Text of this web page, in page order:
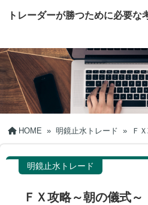
トレーダーが勝つために必要な
HOME » 明鏡止水トレード » Ｆ
明鏡止水トレード
ＦＸ攻略～朝の儀式～